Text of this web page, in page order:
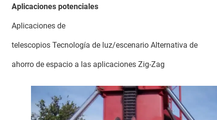
Aplicaciones potenciales
Aplicaciones de
telescopios Tecnología de luz/escenario Alternativa de
ahorro de espacio a las aplicaciones Zig-Zag